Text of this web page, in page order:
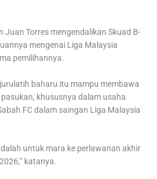
Juan Torres mengendalikan Skuad B-
mengenai Liga Malaysia
pemilihannya.
baharu itu mampu membawa
khususnya dalam usaha
FC dalam saingan Liga Malaysia
untuk mara ke perlawanan akhir
katanya.